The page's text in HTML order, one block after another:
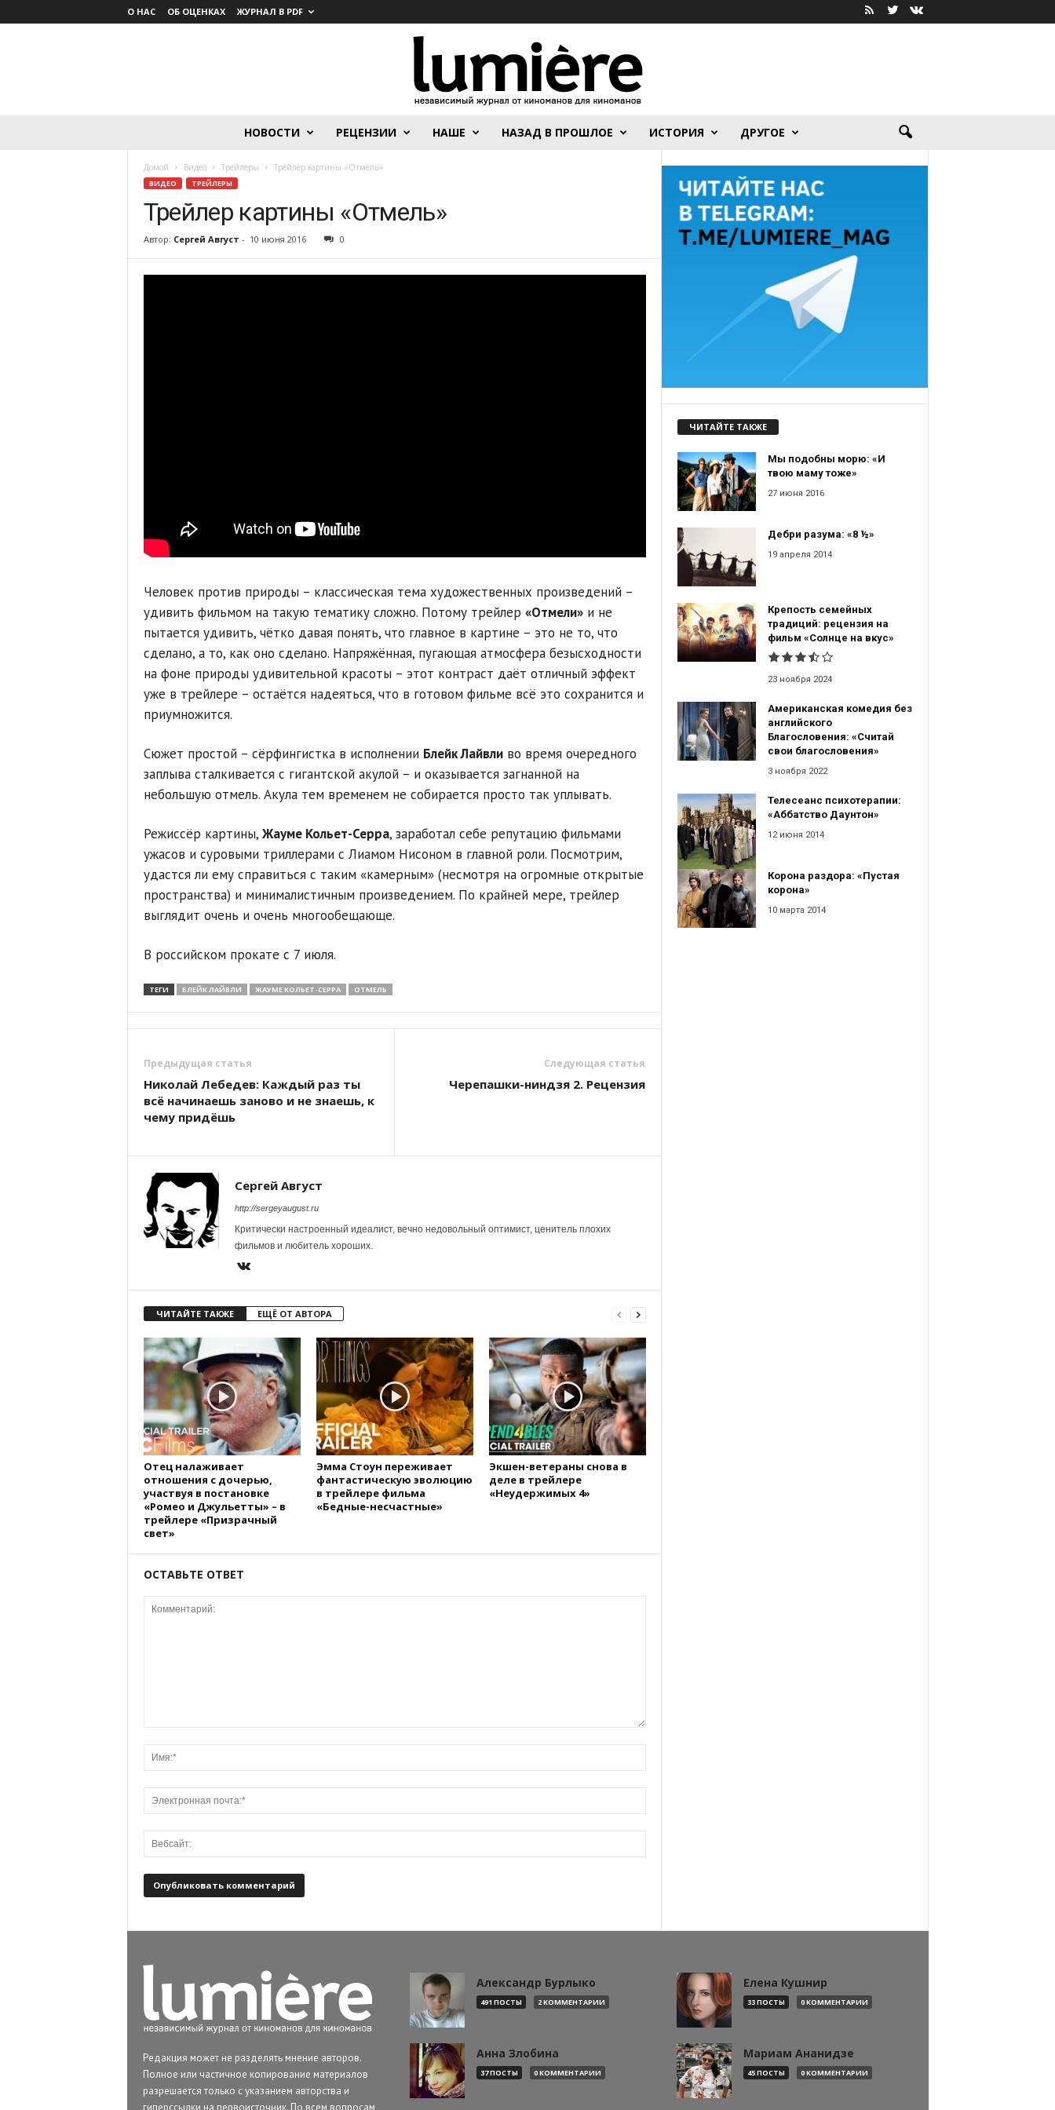
О НАС ОБ ОЦЕНКАХ ЖУРНАЛ В PDF
НОВОСТИ РЕЦЕНЗИИ НАШЕ НАЗАД В ПРОШЛОЕ ИСТОРИЯ ДРУГОЕ
Домой Видео Трейлеры Трейлер картины «Отмель»
ВИДЕО ТРЕЙЛЕРЫ
Трейлер картины «Отмель»
Автор: Сергей Август - 10 июня 2016 0
Человек против природы – классическая тема художественных произведений –
удивить фильмом на такую тематику сложно. Потому трейлер «Отмели»и не
пытается удивить, чётко давая понять, что главное в картине – это не то, что
сделано, а то, как оно сделано. Напряжённая, пугающая атмосфера безысходности
на фоне природы удивительной красоты – этот контраст даёт отличный эффект
уже в трейлере – остаётся надеяться, что в готовом фильме всё это сохранится и
приумножится.
Сюжет простой – сёрфингистка в исполнении Блейк Лайвливо время очередного
заплыва сталкивается с гигантской акулой – и оказывается загнанной на
небольшую отмель. Акула тем временем не собирается просто так уплывать.
Режиссёр картины, Жауме Кольет-Серра, заработал себе репутацию фильмами
ужасов и суровыми триллерами с Лиамом Нисоном в главной роли. Посмотрим,
удастся ли ему справиться с таким «камерным» (несмотря на огромные открытые
пространства) и минималистичным произведением. По крайней мере, трейлер
выглядит очень и очень многообещающе.
В российском прокате с 7 июля.
ТЕГИ БЛЕЙК ЛАЙВЛИ ЖАУМЕ КОЛЬЕТ-СЕРРА ОТМЕЛЬ
Предыдущая статья
Николай Лебедев: Каждый раз ты
всё начинаешь заново и не знаешь, к
чему придёшь
Следующая статья
Черепашки-ниндзя 2. Рецензия
Сергей Август
http://sergeyaugust.ru
Критически настроенный идеалист, вечно недовольный оптимист, ценитель плохих
фильмов и любитель хороших.
ЧИТАЙТЕ ТАКЖЕ ЕЩЁ ОТ АВТОРА
Отец налаживает
отношения с дочерью,
участвуя в постановке
«Ромео и Джульетты» – в
трейлере «Призрачный
свет»
Эмма Стоун переживает
фантастическую эволюцию
в трейлере фильма
«Бедные-несчастные»
Экшен-ветераны снова в
деле в трейлере
«Неудержимых 4»
ОСТАВЬТЕ ОТВЕТ
ЧИТАЙТЕ ТАКЖЕ
Мы подобны морю: «И
твою маму тоже»
27 июня 2016
Дебри разума: «8 ½»
19 апреля 2014
Крепость семейных
традиций: рецензия на
фильм «Солнце на вкус»
23 ноября 2024
Американская комедия без
английского
Благословения: «Считай
свои благословения»
3 ноября 2022
Телесеанс психотерапии:
«Аббатство Даунтон»
12 июня 2014
Корона раздора: «Пустая
корона»
10 марта 2014
Редакция может не разделять мнение авторов.
Полное или частичное копирование материалов
разрешается только с указанием авторства и
гиперссылки на первоисточник. По всем вопросам
Александр Бурлыко
491 ПОСТЫ 2 КОММЕНТАРИИ
Анна Злобина
37 ПОСТЫ 0 КОММЕНТАРИИ
Елена Кушнир
33 ПОСТЫ 0 КОММЕНТАРИИ
Мариам Ананидзе
45 ПОСТЫ 0 КОММЕНТАРИИ